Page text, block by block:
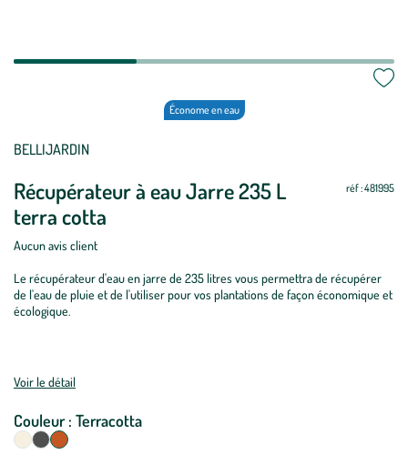
Économe en eau
BELLIJARDIN
Récupérateur à eau Jarre 235 L
terra cotta
réf : 481995
Aucun avis client
Le récupérateur d'eau en jarre de 235 litres vous permettra de récupérer
de l'eau de pluie et de l'utiliser pour vos plantations de façon économique et
écologique.
Voir le détail
Sélectionnez votre couleur
Couleur : Terracotta
BeigeAnthracite
Terracotta
Mettre
jour
Mettre
jour